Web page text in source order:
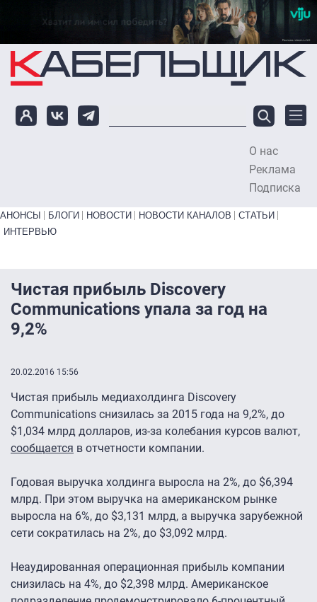
Перейти к основному содержанию
О нас
Реклама
Подписка
Primary links bottom
АНОНСЫ БЛОГИ НОВОСТИ НОВОСТИ КАНАЛОВ
СТАТЬИ
ИНТЕРВЬЮ
Чистая прибыль Discovery
Communications упала за год на
9,2%
20.02.2016 15:56
Чистая прибыль медиахолдинга Discovery
Communications снизилась за 2015 года на 9,2%, до
$1,034 млрд долларов, из-за колебания курсов валют,
сообщается в отчетности компании.
Годовая выручка холдинга выросла на 2%, до $6,394
млрд. При этом выручка на американском рынке
выросла на 6%, до $3,131 млрд, а выручка зарубежной
сети сократилась на 2%, до $3,092 млрд.
Неаудированная операционная прибыль компании
снизилась на 4%, до $2,398 млрд. Американское